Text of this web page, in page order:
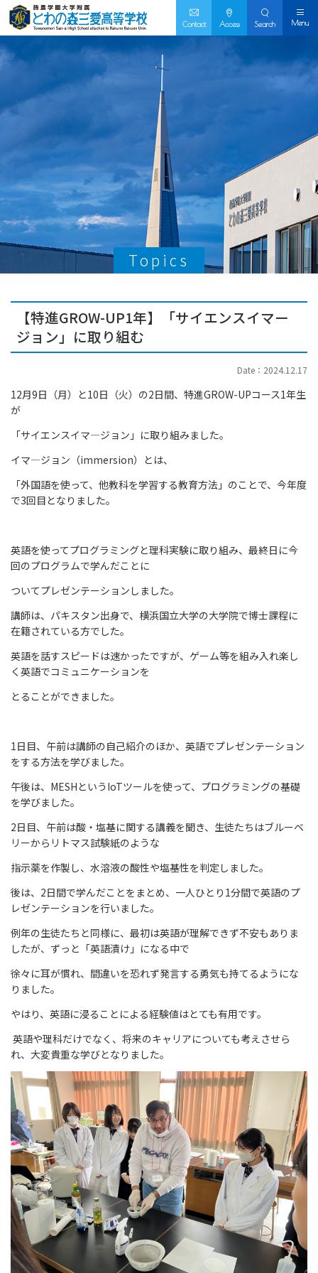
Contact Access Search Menu
Topics
【特進GROW-UP1年】「サイエンスイマー
ジョン」に取り組む
Date：2024.12.17
12月9日（月）と10日（火）の2日間、特進GROW-UPコース1年生
が
「サイエンスイマ―ジョン」に取り組みました。
イマ―ジョン（immersion）とは、
「外国語を使って、他教科を学習する教育方法」のことで、今年度
で3回目となりました。
英語を使ってプログラミングと理科実験に取り組み、最終日に今
回のプログラムで学んだことに
ついてプレゼンテーションしました。
講師は、パキスタン出身で、横浜国立大学の大学院で博士課程に
在籍されている方でした。
英語を話すスピードは速かったですが、ゲーム等を組み入れ楽し
く英語でコミュニケーションを
とることができました。
1日目、午前は講師の自己紹介のほか、英語でプレゼンテーション
をする方法を学びました。
午後は、MESHというIoTツールを使って、プログラミングの基礎
を学びました。
2日目、午前は酸・塩基に関する講義を聞き、生徒たちはブルーベ
リーからリトマス試験紙のような
指示薬を作製し、水溶液の酸性や塩基性を判定しました。
後は、2日間で学んだことをまとめ、一人ひとり1分間で英語のプ
レゼンテーションを行いました。
例年の生徒たちと同様に、最初は英語が理解できず不安もありま
したが、ずっと「英語漬け」になる中で
徐々に耳が慣れ、間違いを恐れず発言する勇気も持てるようにな
りました。
やはり、英語に浸ることによる経験値はとても有用です。
英語や理科だけでなく、将来のキャリアについても考えさせら
れ、大変貴重な学びとなりました。